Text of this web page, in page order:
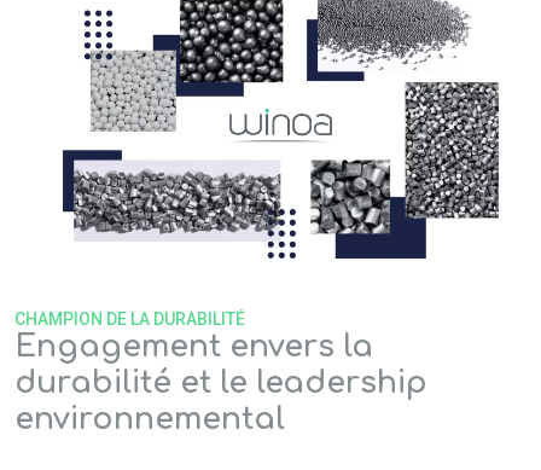
Engagement envers la
durabilité et le leadership
environnemental
CHAMPION DE LA DURABILITÉ